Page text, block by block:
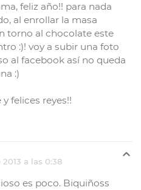
feliz año!! para nada
al enrollar la masa
torno al chocolate este
:)! voy a subir una foto
al facebook así no queda
:)
felices reyes!!
a las 0:38
es poco. Biquiñoss